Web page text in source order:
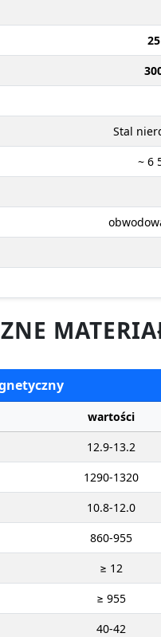
25
Stal
~ 6
wartości
12.9-13.2
1290-1320
10.8-12.0
860-955
≥ 12
≥ 955
40-42